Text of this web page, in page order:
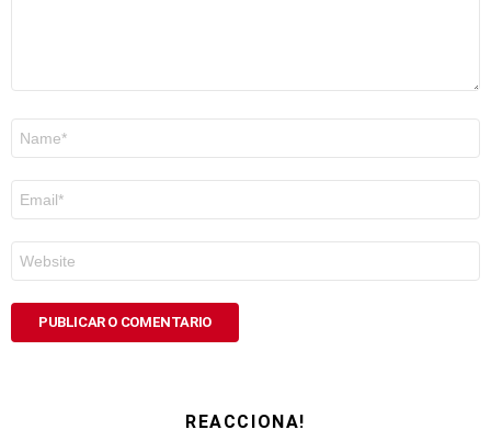
electrónico
*
REACCIONA!